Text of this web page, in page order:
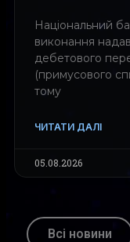
Національний
виконання
дебетового
(примусового
тому
ЧИТАТИ ДАЛІ
05.08.2026
Всі новини